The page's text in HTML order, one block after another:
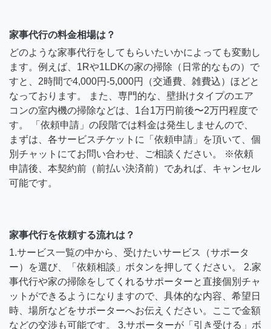
家事代行の料金相場は？
どのような家事代行をしてもらいたいかによっても変動し
ます。例えば、1Rや1LDKの家の掃除（日常的なもの）で
すと、2時間で4,000円-5,000円（交通費、雑費込）ほどと
なっております。 また、専門的な、壁掛けタイプのエア
コンの室内機の掃除などは、1台1万円前後〜2万円程度で
す。 「依頼申請」の段階では料金は発生しませんので、
まずは、各サービスチケットに「依頼申請」を頂いて、個
別チャットにてお問い合わせ、ご相談ください。 ※依頼
申請後、本契約前（前払い決済前）であれば、キャンセル
可能です。
家事代行を依頼する流れは？
1.サービス一覧の中から、受けたいサービス（サポータ
ー）を選び、「依頼相談」ボタンを押してください。 2.家
事代行や家の掃除をしてくれるサポーターと直接個別チャ
ットができるようになりますので、具体的な内容、希望日
時、場所などをサポーターへお伝えください。ここで金額
などの交渉も可能です。 3.サポーターが「引き受ける」ボ